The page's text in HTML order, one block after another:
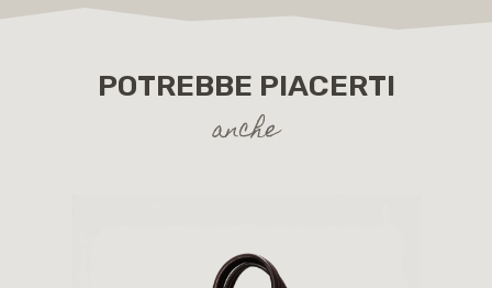
POTREBBE PIACERTI
anche